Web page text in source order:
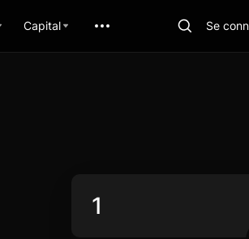
Capital Se